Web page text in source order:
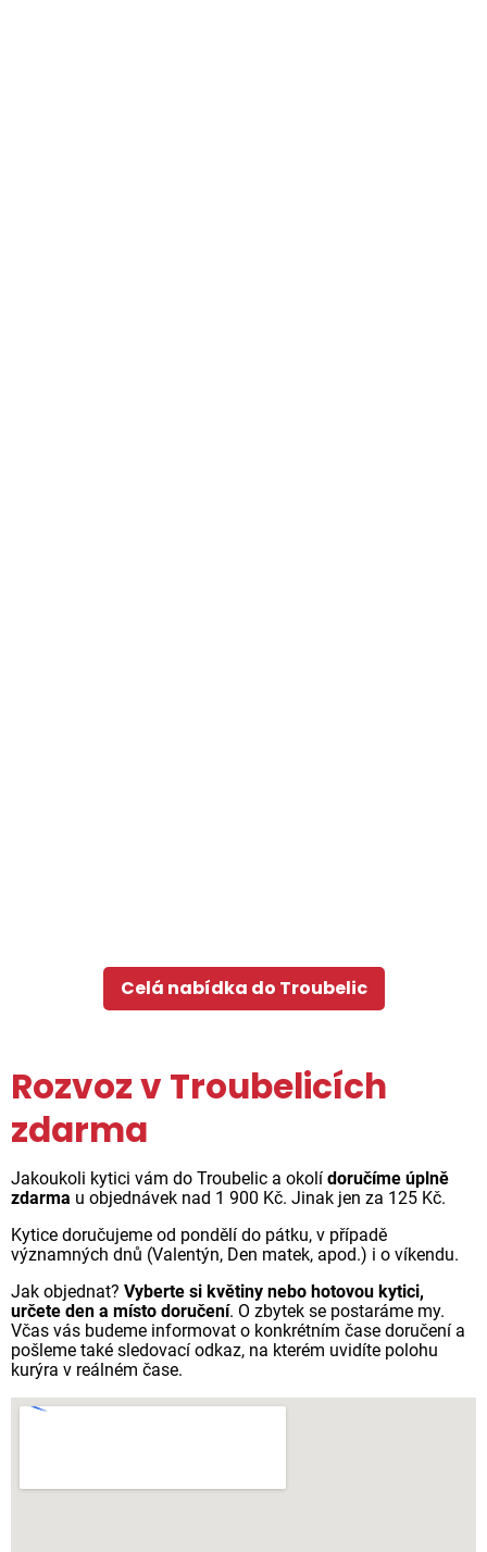
Celá nabídka do Troubelic
Rozvoz v Troubelicích
zdarma
Jakoukoli kytici vám do Troubelic a okolí doručíme úplně
zdarma u objednávek nad 1 900 Kč. Jinak jen za 125 Kč.
Kytice doručujeme od pondělí do pátku, v případě
významných dnů (Valentýn, Den matek, apod.) i o víkendu.
Jak objednat? Vyberte si květiny nebo hotovou kytici,
určete den a místo doručení. O zbytek se postaráme my.
Včas vás budeme informovat o konkrétním čase doručení a
pošleme také sledovací odkaz, na kterém uvidíte polohu
kurýra v reálném čase.